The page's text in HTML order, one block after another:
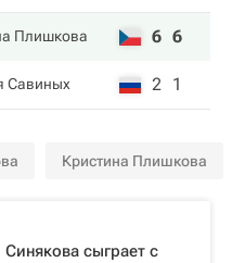
Плишкова 6 6
Савиных 2 1
Кристина Плишкова
Синякова сыграет с